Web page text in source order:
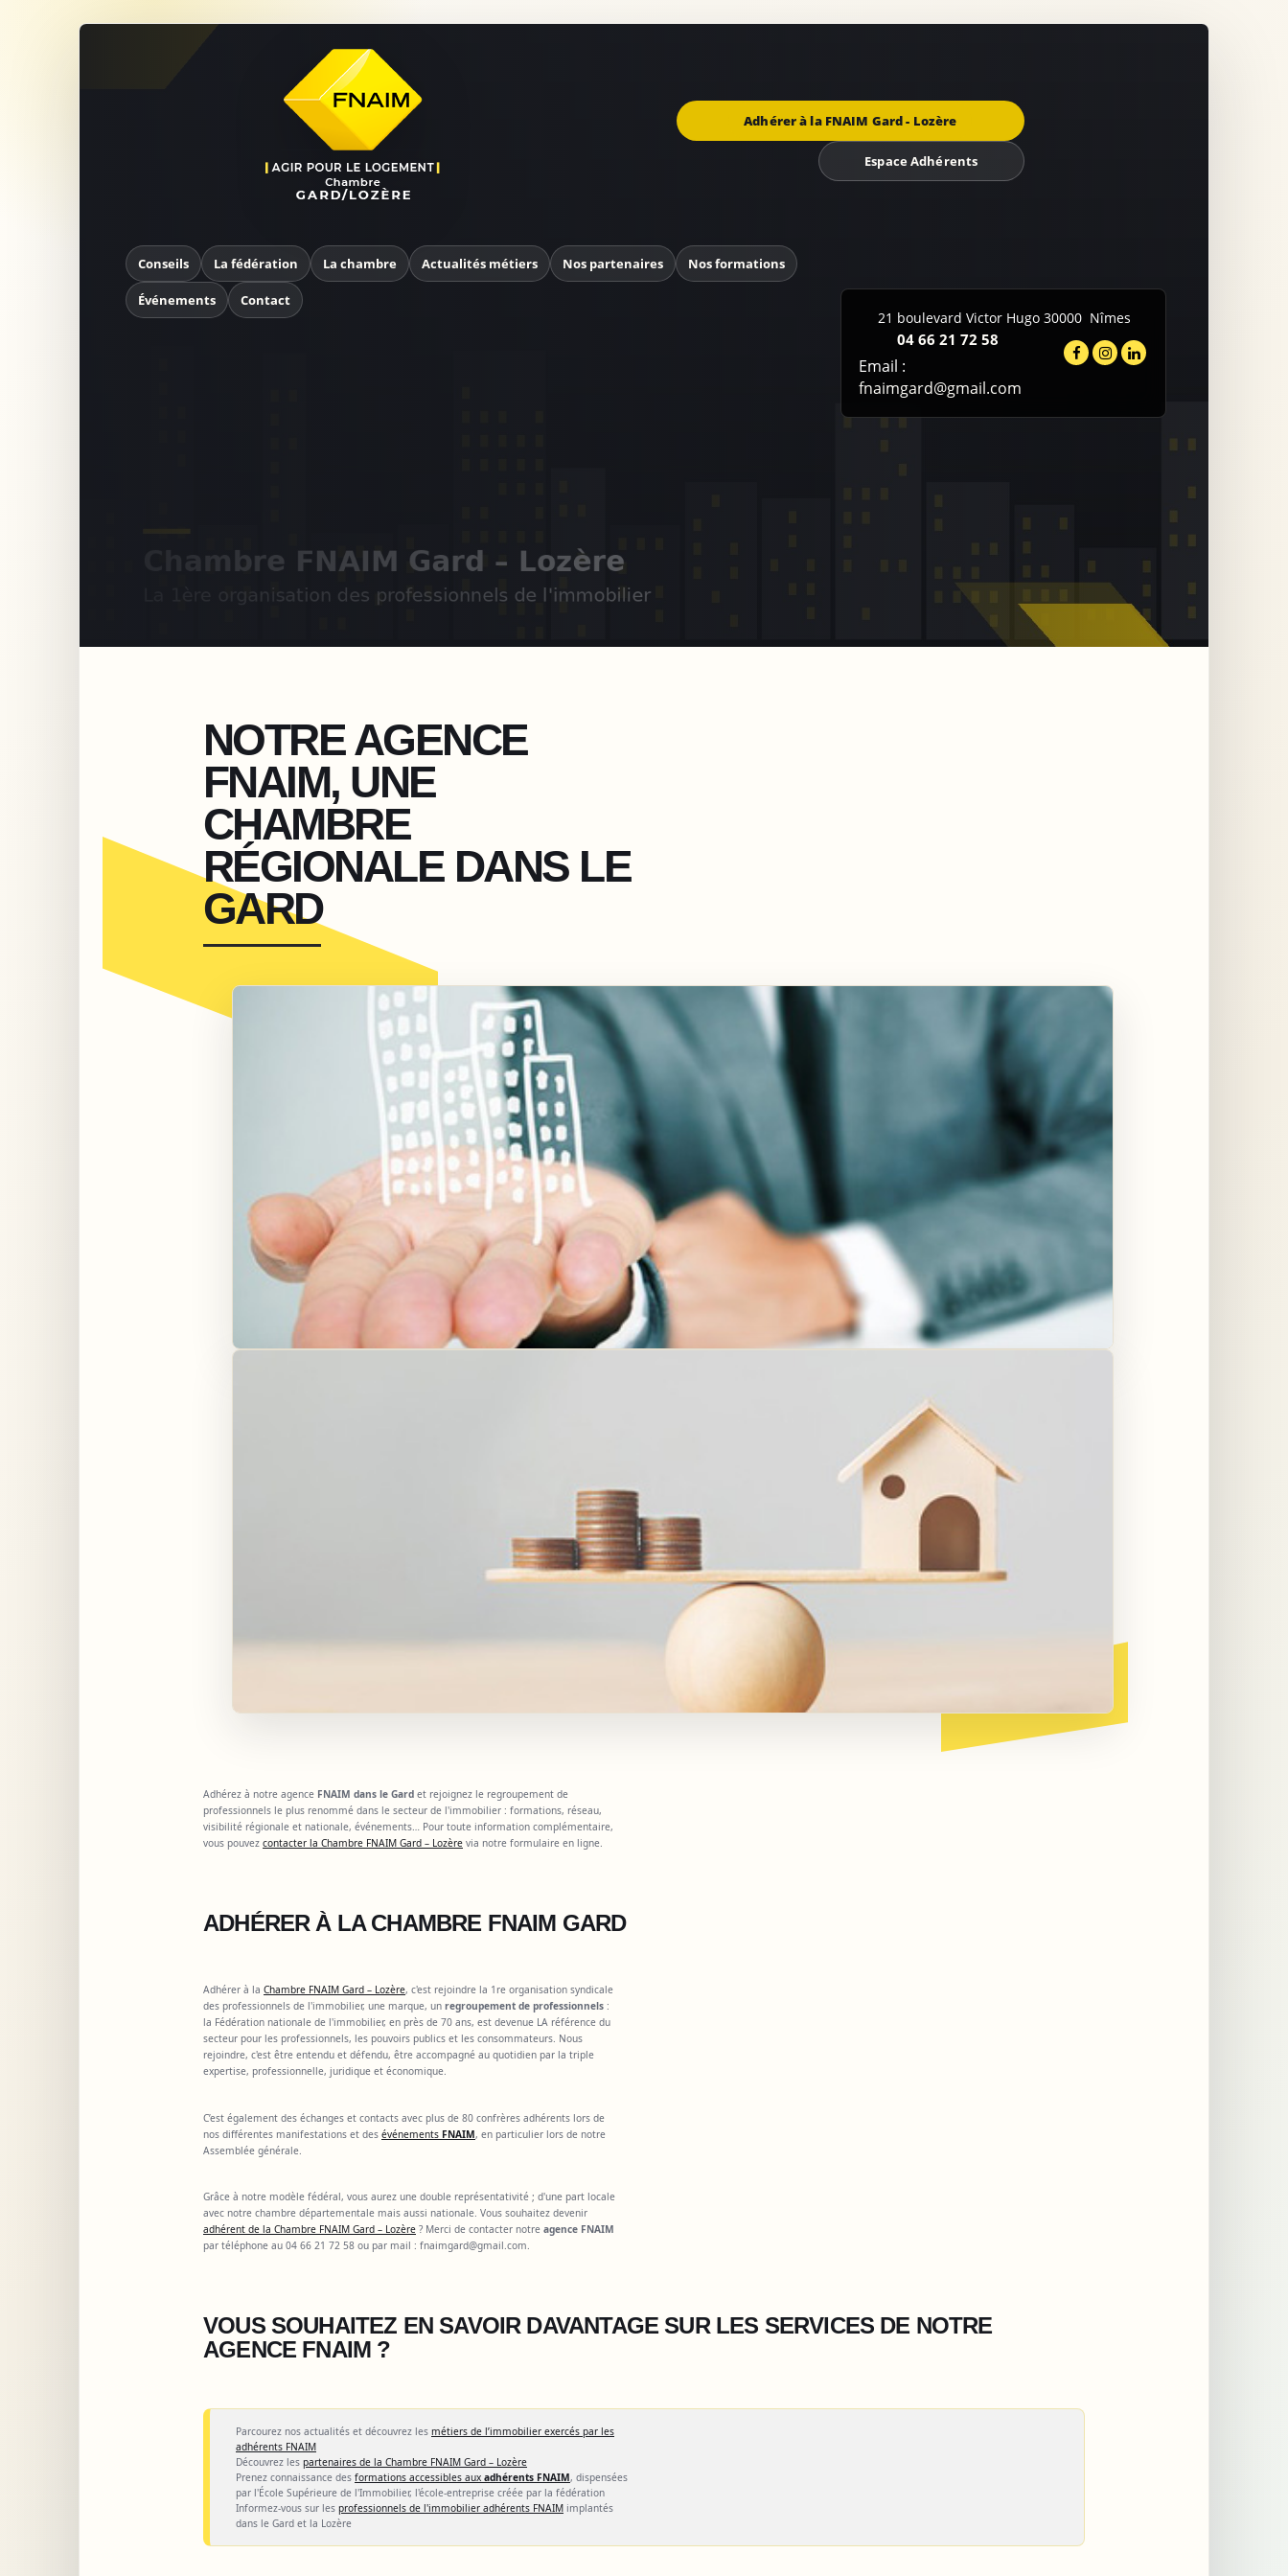
Adhérer à la FNAIM Gard - Lozère
Espace Adhérents
Conseils La fédération La chambre Actualités métiers Nos partenaires Nos formations
Événements Contact
21 boulevard Victor Hugo 30000 Nîmes
04 66 21 72 58
Email :
fnaimgard@gmail.com
NOTRE AGENCE
FNAIM, UNE
CHAMBRE
RÉGIONALE DANS LE
GARD
Adhérez à notre agence FNAIM dans le Gard et rejoignez le regroupement de
professionnels le plus renommé dans le secteur de l'immobilier : formations, réseau,
visibilité régionale et nationale, événements… Pour toute information complémentaire,
vous pouvez contacter la Chambre FNAIM Gard – Lozère via notre formulaire en ligne.
ADHÉRER À LA CHAMBRE FNAIM GARD
Adhérer à la Chambre FNAIM Gard – Lozère, c'est rejoindre la 1re organisation syndicale
des professionnels de l'immobilier, une marque, un regroupement de professionnels :
la Fédération nationale de l'immobilier, en près de 70 ans, est devenue LA référence du
secteur pour les professionnels, les pouvoirs publics et les consommateurs. Nous
rejoindre, c'est être entendu et défendu, être accompagné au quotidien par la triple
expertise, professionnelle, juridique et économique.
C’est également des échanges et contacts avec plus de 80 confrères adhérents lors de
nos différentes manifestations et des événements FNAIM, en particulier lors de notre
Assemblée générale.
Grâce à notre modèle fédéral, vous aurez une double représentativité ; d'une part locale
avec notre chambre départementale mais aussi nationale. Vous souhaitez devenir
adhérent de la Chambre FNAIM Gard – Lozère ? Merci de contacter notre agence FNAIM
par téléphone au 04 66 21 72 58 ou par mail : fnaimgard@gmail.com.
VOUS SOUHAITEZ EN SAVOIR DAVANTAGE SUR LES SERVICES DE NOTRE
AGENCE FNAIM ?
Parcourez nos actualités et découvrez les métiers de l’immobilier exercés par les
adhérents FNAIM
Découvrez les partenaires de la Chambre FNAIM Gard – Lozère
Prenez connaissance des formations accessibles aux adhérents FNAIM, dispensées
par l'École Supérieure de l'Immobilier, l'école-entreprise créée par la fédération
Informez-vous sur les professionnels de l'immobilier adhérents FNAIM implantés
dans le Gard et la Lozère